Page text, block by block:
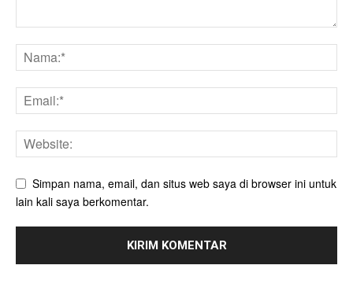
Simpan nama, email, dan situs web saya di browser ini untuk
lain kali saya berkomentar.